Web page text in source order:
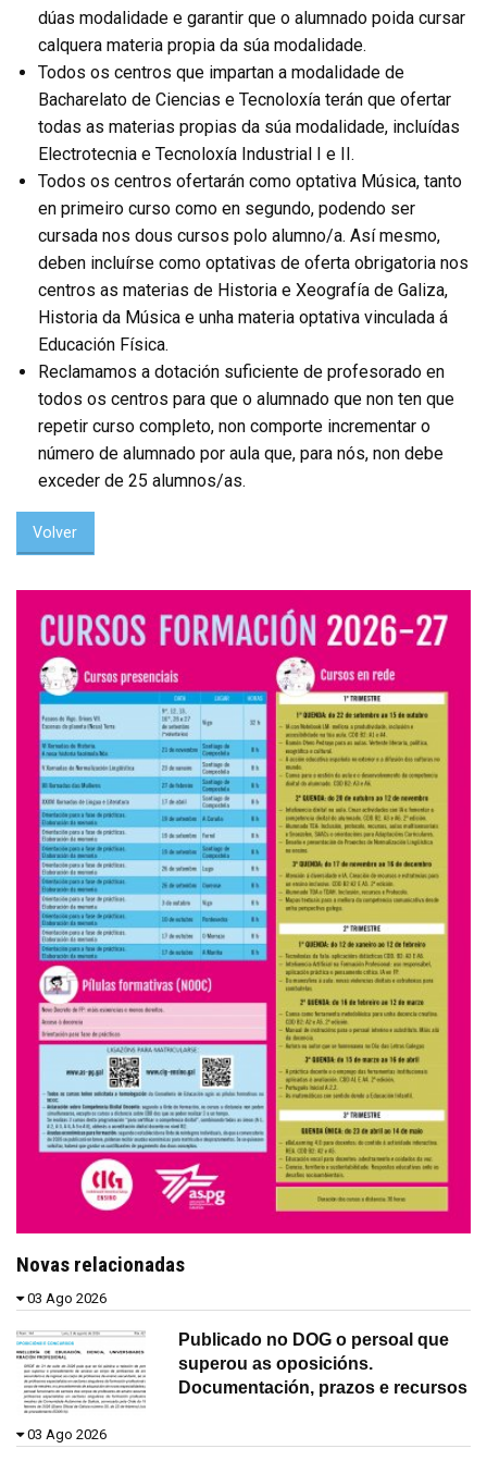
dúas modalidade e garantir que o alumnado poida cursar
calquera materia propia da súa modalidade.
Todos os centros que impartan a modalidade de
Bacharelato de Ciencias e Tecnoloxía terán que ofertar
todas as materias propias da súa modalidade, incluídas
Electrotecnia e Tecnoloxía Industrial I e II.
Todos os centros ofertarán como optativa Música, tanto
en primeiro curso como en segundo, podendo ser
cursada nos dous cursos polo alumno/a. Así mesmo,
deben incluírse como optativas de oferta obrigatoria nos
centros as materias de Historia e Xeografía de Galiza,
Historia da Música e unha materia optativa vinculada á
Educación Física.
Reclamamos a dotación suficiente de profesorado en
todos os centros para que o alumnado que non ten que
repetir curso completo, non comporte incrementar o
número de alumnado por aula que, para nós, non debe
exceder de 25 alumnos/as.
Volver
Novas relacionadas
03 Ago 2026
Publicado no DOG o persoal que
superou as oposicións.
Documentación, prazos e recursos
03 Ago 2026